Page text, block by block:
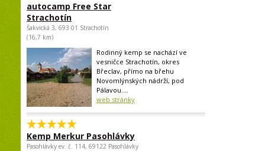
autocamp Free Star
Strachotín
Šakvická 3, 693 01 Strachotín
(16,7 km)
Rodinný kemp se nachází ve
vesničce Strachotín, okres
Břeclav, přímo na břehu
Novomlýnských nádrží, pod
Pálavou....
web stránky
Kemp Merkur Pasohlávky
Pasohlávky ev. č. 114, 69122 Pasohlávky